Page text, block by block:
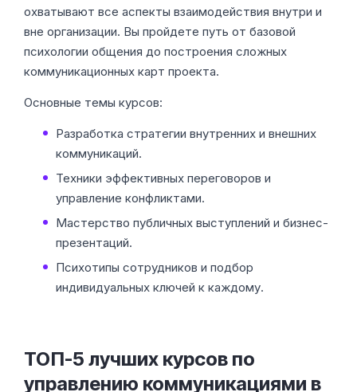
охватывают все аспекты взаимодействия внутри и
вне организации. Вы пройдете путь от базовой
психологии общения до построения сложных
коммуникационных карт проекта.
Основные темы курсов:
Разработка стратегии внутренних и внешних
коммуникаций.
Техники эффективных переговоров и
управление конфликтами.
Мастерство публичных выступлений и бизнес-
презентаций.
Психотипы сотрудников и подбор
индивидуальных ключей к каждому.
ТОП-5 лучших курсов по
управлению коммуникациями в